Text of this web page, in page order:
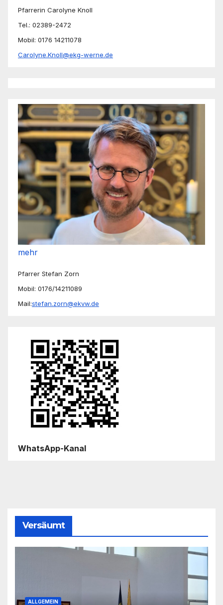
Pfarrerin Carolyne Knoll
Tel.: 02389-2472
Mobil: 0176 14211078
Carolyne.Knoll@ekg-werne.de
mehr
Pfarrer Stefan Zorn
Mobil: 0176/14211089
Mail:stefan.zorn@ekvw.de
WhatsApp-Kanal
Versäumt
ALLGEMEIN